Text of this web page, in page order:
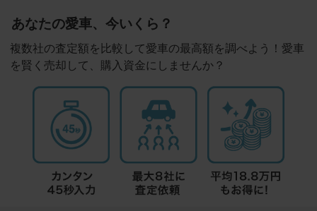
あなたの愛車、今いくら？
複数社の査定額を比較して愛車の最高額を調べよう！愛車
を賢く売却して、購入資金にしませんか？